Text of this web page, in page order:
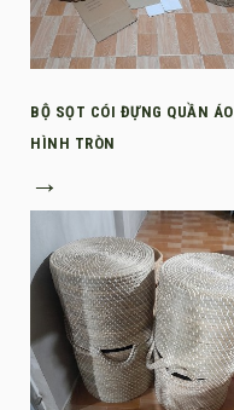
BỘ SỌT CÓI ĐỰNG QUẦN ÁO
HÌNH TRÒN
→